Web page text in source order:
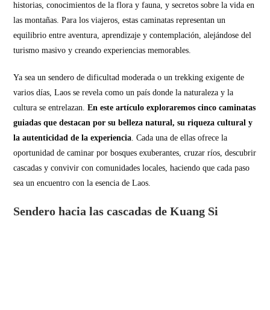
historias, conocimientos de la flora y fauna, y secretos sobre la vida en
las montañas. Para los viajeros, estas caminatas representan un
equilibrio entre aventura, aprendizaje y contemplación, alejándose del
turismo masivo y creando experiencias memorables.
Ya sea un sendero de dificultad moderada o un trekking exigente de
varios días, Laos se revela como un país donde la naturaleza y la
cultura se entrelazan.En este artículo exploraremos cinco caminatas
guiadas que destacan por su belleza natural, su riqueza cultural y
la autenticidad de la experiencia. Cada una de ellas ofrece la
oportunidad de caminar por bosques exuberantes, cruzar ríos, descubrir
cascadas y convivir con comunidades locales, haciendo que cada paso
sea un encuentro con la esencia de Laos.
Sendero hacia las cascadas de Kuang Si